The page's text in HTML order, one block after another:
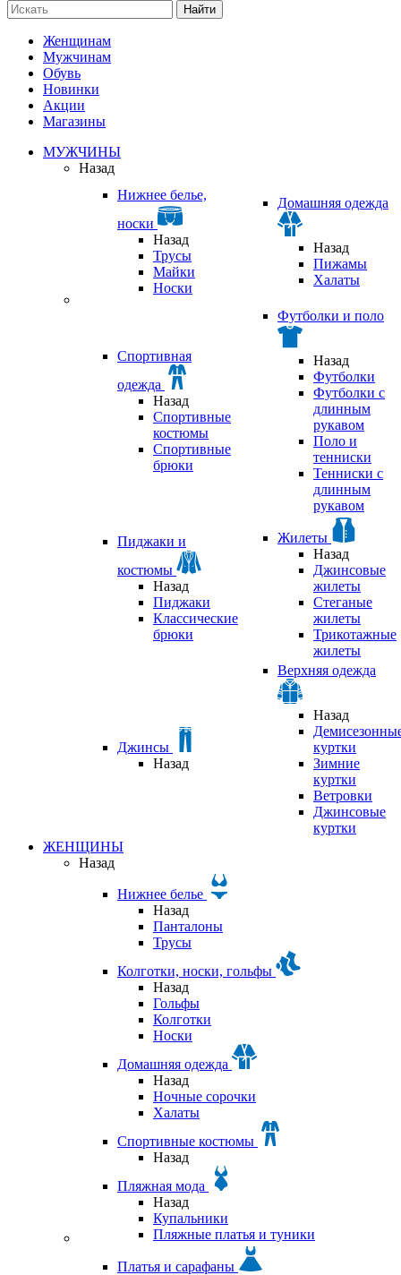
Найти
Женщинам
Мужчинам
Обувь
Новинки
Акции
Магазины
МУЖЧИНЫ
Назад
Нижнее белье,
носки
Назад
Трусы
Майки
Носки
Домашняя одежда
Назад
Пижамы
Халаты
Спортивная
одежда
Назад
Спортивные
костюмы
Спортивные
брюки
Футболки и поло
Назад
Футболки
Футболки с
длинным
рукавом
Поло и
тенниски
Тенниски с
длинным
рукавом
Пиджаки и
костюмы
Назад
Пиджаки
Классические
брюки
Жилеты
Назад
Джинсовые
жилеты
Стеганые
жилеты
Трикотажные
жилеты
Джинсы
Назад
Верхняя одежда
Назад
куртки
Зимние
куртки
Ветровки
Джинсовые
куртки
ЖЕНЩИНЫ
Назад
Нижнее белье
Назад
Панталоны
Трусы
Колготки, носки, гольфы
Назад
Гольфы
Колготки
Носки
Домашняя одежда
Назад
Ночные сорочки
Халаты
Спортивные костюмы
Назад
Пляжная мода
Назад
Купальники
Пляжные платья и туники
Платья и сарафаны